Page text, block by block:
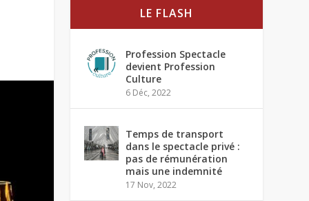
LE FLASH
Profession Spectacle
devient Profession
Culture
6 Déc, 2022
Temps de transport
dans le spectacle privé :
pas de rémunération
mais une indemnité
17 Nov, 2022